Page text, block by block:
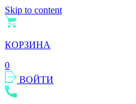
Skip to content
КОРЗИНА
0
ВОЙТИ